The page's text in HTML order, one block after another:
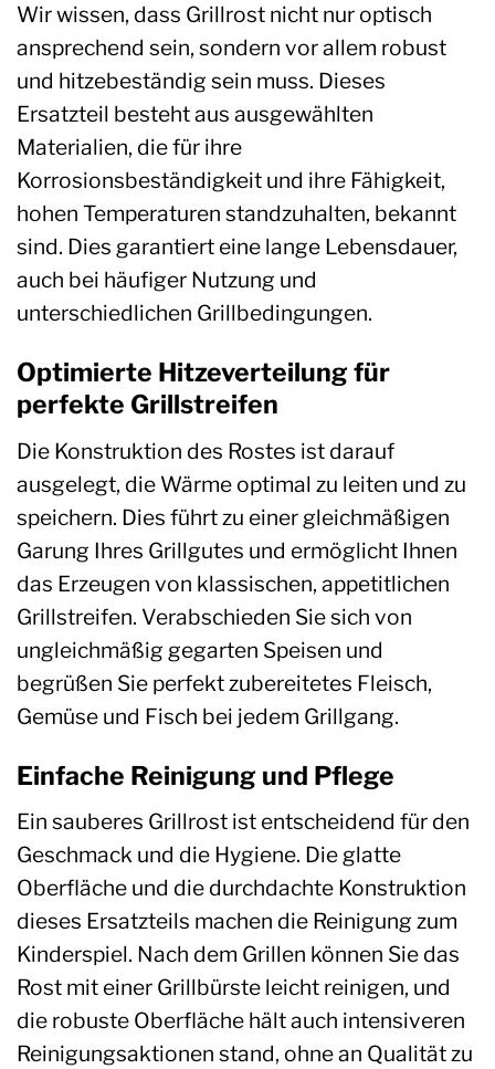
Wir wissen, dass Grillrost nicht nur optisch
ansprechend sein, sondern vor allem robust
und hitzebeständig sein muss. Dieses
Ersatzteil besteht aus ausgewählten
Materialien, die für ihre
Korrosionsbeständigkeit und ihre Fähigkeit,
hohen Temperaturen standzuhalten, bekannt
sind. Dies garantiert eine lange Lebensdauer,
auch bei häufiger Nutzung und
unterschiedlichen Grillbedingungen.
Optimierte Hitzeverteilung für
perfekte Grillstreifen
Die Konstruktion des Rostes ist darauf
ausgelegt, die Wärme optimal zu leiten und zu
speichern. Dies führt zu einer gleichmäßigen
Garung Ihres Grillgutes und ermöglicht Ihnen
das Erzeugen von klassischen, appetitlichen
Grillstreifen. Verabschieden Sie sich von
ungleichmäßig gegarten Speisen und
begrüßen Sie perfekt zubereitetes Fleisch,
Gemüse und Fisch bei jedem Grillgang.
Einfache Reinigung und Pflege
Ein sauberes Grillrost ist entscheidend für den
Geschmack und die Hygiene. Die glatte
Oberfläche und die durchdachte Konstruktion
dieses Ersatzteils machen die Reinigung zum
Kinderspiel. Nach dem Grillen können Sie das
Rost mit einer Grillbürste leicht reinigen, und
die robuste Oberfläche hält auch intensiveren
Reinigungsaktionen stand, ohne an Qualität zu